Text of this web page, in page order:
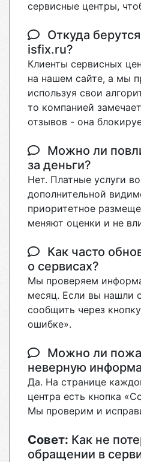
сервисные центры,
Откуда
isfix.ru?
Клиенты сервисных
на нашем сайте, а мы
используя свои
то компанией
отзывов - она
Можно ли
за деньги?
Нет. Платные услуги
дополнительной
приоритетное
меняют оценки и не
Как часто
о сервисах?
Мы проверяем
месяц. Если вы
сообщить через
ошибке».
Можно ли
неверную
Да. На странице
центра есть кнопка
Мы проверим и
Совет: Как не
обращении в